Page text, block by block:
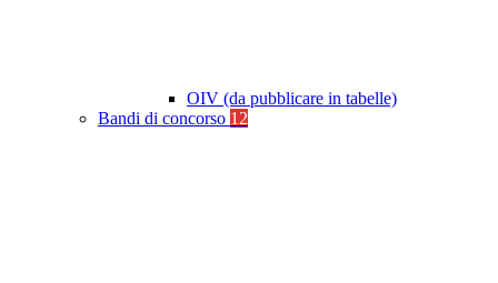
OIV (da pubblicare in tabelle)
Bandi di concorso 12